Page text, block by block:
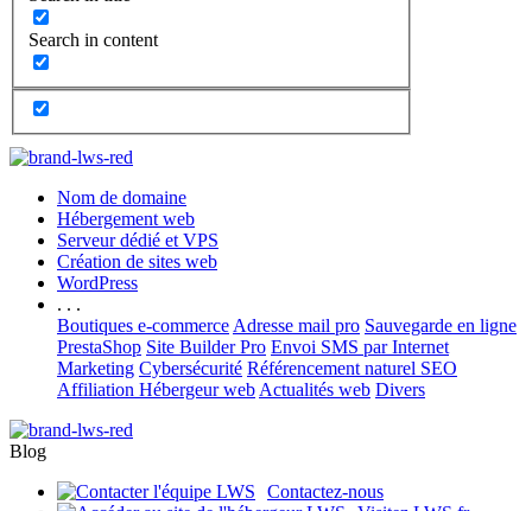
Search in content
Nom de domaine
Hébergement web
Serveur dédié et VPS
Création de sites web
WordPress
. . .
Boutiques e-commerce Adresse mail pro Sauvegarde en ligne
PrestaShop Site Builder Pro Envoi SMS par Internet
Marketing Cybersécurité Référencement naturel SEO
Affiliation Hébergeur web Actualités web Divers
Blog
Contactez-nous